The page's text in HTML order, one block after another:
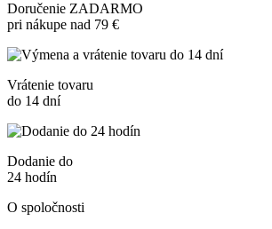
Doručenie ZADARMO
pri nákupe nad 79 €
Vrátenie tovaru
do 14 dní
Dodanie do
24 hodín
O spoločnosti